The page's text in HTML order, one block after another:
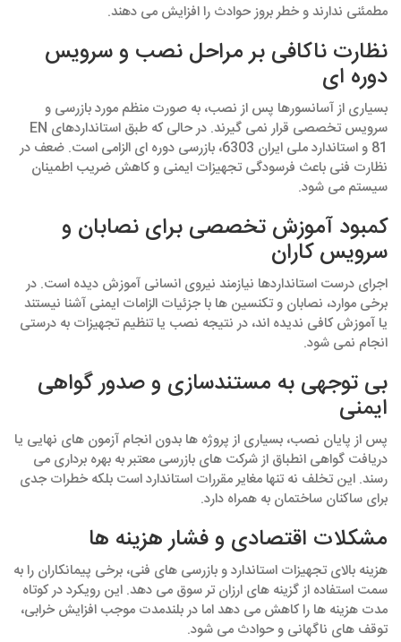
مطمئنی ندارند و خطر بروز حوادث را افزایش می‌ دهند.
نظارت ناکافی بر مراحل نصب و سرویس
دوره‌ ای
بسیاری از آسانسورها پس از نصب، به‌ صورت منظم مورد بازرسی و
سرویس تخصصی قرار نمی‌ گیرند. در حالی که طبق استانداردهای EN
81 و استاندارد ملی ایران 6303، بازرسی دوره‌ ای الزامی است. ضعف در
نظارت فنی باعث فرسودگی تجهیزات ایمنی و کاهش ضریب اطمینان
سیستم می‌ شود.
کمبود آموزش تخصصی برای نصابان و
سرویس‌ کاران
اجرای درست استانداردها نیازمند نیروی انسانی آموزش‌ دیده است. در
برخی موارد، نصابان و تکنسین‌ ها با جزئیات الزامات ایمنی آشنا نیستند
یا آموزش کافی ندیده‌ اند، در نتیجه نصب یا تنظیم تجهیزات به‌ درستی
انجام نمی‌ شود.
بی‌ توجهی به مستندسازی و صدور گواهی
ایمنی
پس از پایان نصب، بسیاری از پروژه‌ ها بدون انجام آزمون‌ های نهایی یا
دریافت گواهی انطباق از شرکت‌ های بازرسی معتبر به بهره‌ برداری می‌
رسند. این تخلف نه‌ تنها مغایر مقررات استاندارد است بلکه خطرات جدی
برای ساکنان ساختمان به همراه دارد.
مشکلات اقتصادی و فشار هزینه‌ ها
هزینه بالای تجهیزات استاندارد و بازرسی‌ های فنی، برخی پیمانکاران را به
سمت استفاده از گزینه‌ های ارزان‌ تر سوق می‌ دهد. این رویکرد در کوتاه‌
مدت هزینه‌ ها را کاهش می‌ دهد اما در بلندمدت موجب افزایش خرابی،
توقف‌ های ناگهانی و حوادث می‌ شود.